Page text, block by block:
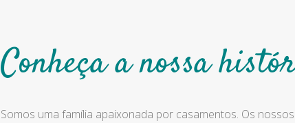
Conheça a nossa
Somos uma família apaixonada por casamentos. Os